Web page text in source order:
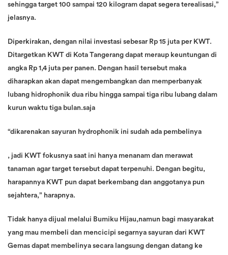
sehingga target 100 sampai 120 kilogram dapat segera terealisasi,”
jelasnya.
Diperkirakan, dengan nilai investasi sebesar Rp 15 juta per KWT.
Ditargetkan KWT di Kota Tangerang dapat meraup keuntungan di
angka Rp 1,4 juta per panen. Dengan hasil tersebut maka
diharapkan akan dapat mengembangkan dan memperbanyak
lubang hidrophonik dua ribu hingga sampai tiga ribu lubang dalam
kurun waktu tiga bulan.saja
“dikarenakan sayuran hydrophonik ini sudah ada pembelinya
, jadi KWT fokusnya saat ini hanya menanam dan merawat
tanaman agar target tersebut dapat terpenuhi. Dengan begitu,
harapannya KWT pun dapat berkembang dan anggotanya pun
sejahtera,” harapnya.
Tidak hanya dijual melalui Bumiku Hijau,namun bagi masyarakat
yang mau membeli dan mencicipi segarnya sayuran dari KWT
Gemas dapat membelinya secara langsung dengan datang ke